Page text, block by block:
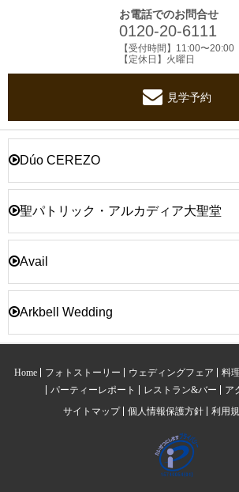
お電話でのお問合せ
0120-20-6111
【受付時間】11:00〜20:00
【定休日】火曜日
見学予約
Dúo CEREZO
聖パトリック・アルカディア大聖堂
Avail
Arkbell Wedding
Home フォトストーリー ウェディングフェア 料理
パーティーレポート
レストラン&バー ア
サイトマップ
個人情報保護方針 利用